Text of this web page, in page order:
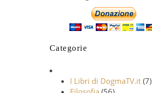
Categorie
I Libri di DogmaTV.it(7)